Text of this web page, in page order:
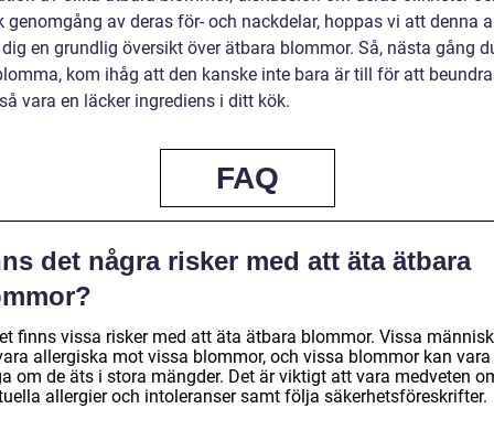
genomgång av deras för- och nackdelar, hoppas vi att denna
en grundlig översikt över ätbara blommor. Så, nästa gång
kom ihåg att den kanske inte bara är till för att
vara en läcker ingrediens i ditt kök.
FAQ
det några risker med att äta ätbara
finns vissa risker med att äta ätbara blommor. Vissa
allergiska mot vissa blommor, och vissa blommor kan vara
om de äts i stora mängder. Det är viktigt att vara medveten
allergier och intoleranser samt följa säkerhetsföreskrifter.